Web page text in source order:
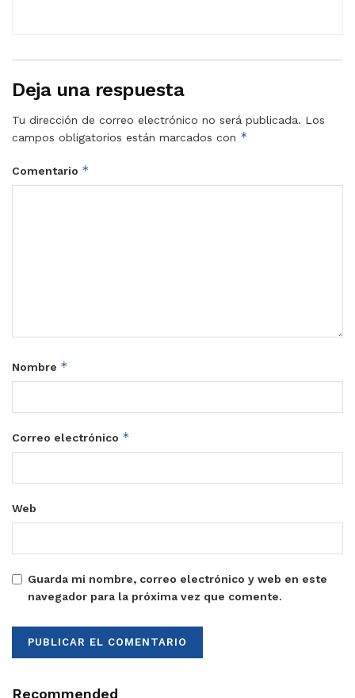
Deja una respuesta
Tu dirección de correo electrónico no será publicada. Los
campos obligatorios están marcados con *
Comentario *
Nombre *
Correo electrónico *
Web
Guarda mi nombre, correo electrónico y web en este
navegador para la próxima vez que comente.
Recommended